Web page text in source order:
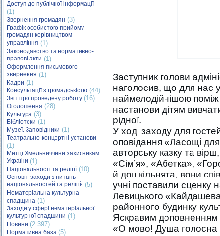
Доступ до публічної інформації
(1)
Звернення громадян (3)
Графік особистого прийому
громадян керівництвом
управління (1)
Законодавство та нормативно-
правові акти (1)
Оформлення письмового
звернення (1)
Кадри (1)
Консультації з громадськістю (44)
Звіт про проведену роботу (16)
Оголошення (28)
Культура (3)
Бібліотеки (1)
Музеї. Заповідники (1)
Театрально-концертні установи
(1)
Митці Хмельниччини захисникам
України (1)
Національності та релігії(10)
Основні заходи з питань
національностей та релігій (5)
Нематеріальна культурна
спадщина (1)
Заходи у сфері нематеріальної
культурної спадщини (1)
Новини (2 397)
Нормативна база (5)
Заступник голови
наголосив, що для нас
наймелодійнішою поміж
настанови дітям
рідної.
У ході заходу для
оповідання «Ласощі
авторську казку та
«Сім’я», «Абетка»,
й дошкільнята, вони
учні поставили сценку
Левицького «Кайдашева
районного будинку
Яскравим доповненням
«О мово! Душа голосна